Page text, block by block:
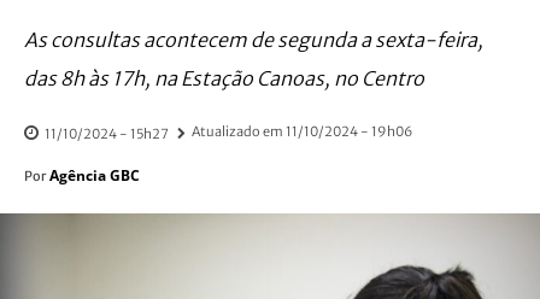
As consultas acontecem de segunda a sexta-feira,
das 8h às 17h, na Estação Canoas, no Centro
11/10/2024 - 15h27 Atualizado em 11/10/2024 - 19h06
Por Agência GBC